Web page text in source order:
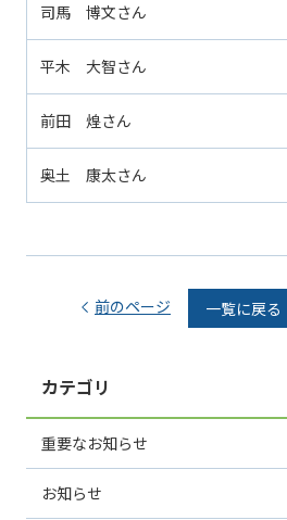
司馬 博文さん
平木 大智さん
前田 煌さん
奥土 康太さん
前のページ 一覧に戻る
カテゴリ
重要なお知らせ
お知らせ